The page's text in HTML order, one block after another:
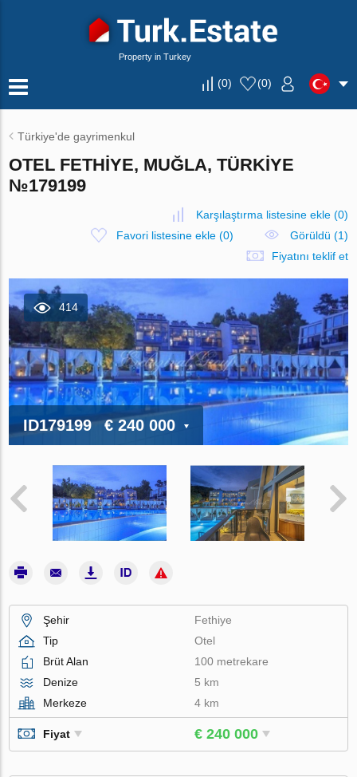
Property in Turkey
(0) (0)
Türkiye'de gayrimenkul
OTEL FETHIYE, MUĞLA, TÜRKIYE
№179199
Karşılaştırma listesine ekle(0)
Favori listesine ekle(0)
Görüldü (1)
Fiyatını teklif et
414
ID179199 € 240 000
Şehir
Fethiye
Tip
Otel
Brüt Alan
100 metrekare
Denize
5 km
Merkeze
4 km
Fiyat € 240 000